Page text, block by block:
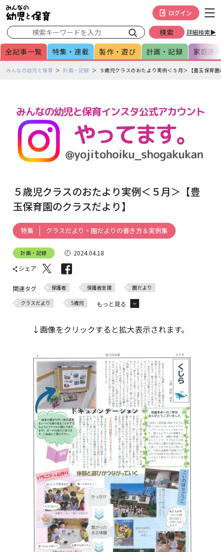
詳細検索▶
ログイン
全記事一覧 特集・連載 製作・遊び 計画・記録 家庭連
ペみんなの幼児と保育 計画・記録 ５歳児クラスのおたより実例＜５月＞【豊玉保育
５歳児クラスのおたより実例＜５月＞【豊
玉保育園のクラスだより】
特集 クラスだより・園だよりの書き方＆実例集
計画・記録
2024.04.18
シェア
関連タグ 保護者 保護者支援 園だより
クラスだより 5歳児 もっと見る
↓画像をクリックすると拡大表示されます。